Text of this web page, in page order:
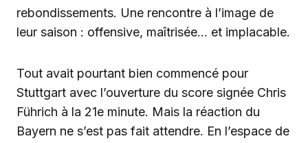
rebondissements. Une rencontre à l’image de
leur saison : offensive, maîtrisée… et implacable.
Tout avait pourtant bien commencé pour
Stuttgart avec l’ouverture du score signée Chris
Führich à la 21e minute. Mais la réaction du
Bayern ne s’est pas fait attendre. En l’espace de